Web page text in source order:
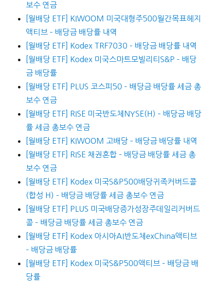
보수 연금
[월배당 ETF] KIWOOM 미국대형주500월간목표헤지
액티브 – 배당금 배당률 내역
[월배당 ETF] Kodex TRF7030 – 배당금 배당률 내역
[월배당 ETF] Kodex 미국스마트모빌리티S&P – 배당
금 배당률
[월배당 ETF] PLUS 코스피50 – 배당금 배당률 세금 총
보수 연금
[월배당 ETF] RISE 미국반도체NYSE(H) – 배당금 배당
률 세금 총보수 연금
[월배당 ETF] KIWOOM 고배당 – 배당금 배당률 내역
[월배당 ETF] RISE 채권혼합 – 배당금 배당률 세금 총
보수 연금
[월배당 ETF] Kodex 미국S&P500배당귀족커버드콜
(합성 H) – 배당금 배당률 세금 총보수 연금
[월배당 ETF] PLUS 미국배당증가성장주데일리커버드
콜 – 배당금 배당률 세금 총보수 연금
[월배당 ETF] Kodex 아시아AI반도체exChina액티브
– 배당금 배당률
[월배당 ETF] Kodex 미국S&P500액티브 – 배당금 배
당률